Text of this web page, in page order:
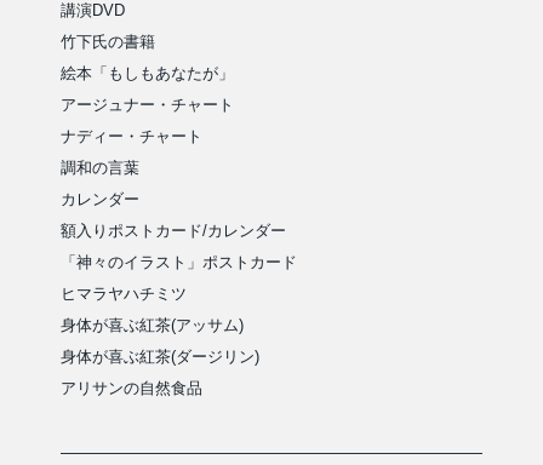
講演DVD
竹下氏の書籍
絵本「もしもあなたが」
アージュナー・チャート
ナディー・チャート
調和の言葉
カレンダー
額入りポストカード/カレンダー
「神々のイラスト」ポストカード
ヒマラヤハチミツ
身体が喜ぶ紅茶(アッサム)
身体が喜ぶ紅茶(ダージリン)
アリサンの自然食品